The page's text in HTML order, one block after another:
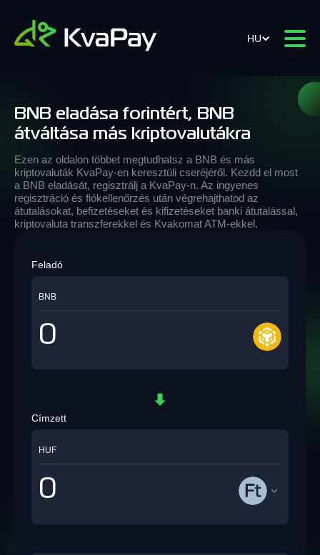
HU
BNB eladása forintért, BNB
átváltása más kriptovalutákra
Ezen az oldalon többet megtudhatsz a BNB és más
kriptovaluták KvaPay-en keresztüli cseréjéről. Kezdd el most
a BNB eladását, regisztrálj a KvaPay-n. Az ingyenes
regisztráció és fiókellenőrzés után végrehajthatod az
átutalásokat, befizetéseket és kifizetéseket banki átutalással,
kriptovaluta transzferekkel és Kvakomat ATM-ekkel.
Feladó
BNB
Címzett
HUF